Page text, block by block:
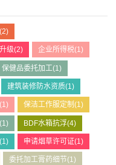
(2)
级(2) 企业所得税(1)
保健品委托加工(1)
建筑装修防水资质(1)
(1) 保洁工作服定制 (1)
(1) BDF水箱抗浮(4)
(1) 申请烟草许可证(1)
委托加工膏药细节 (1)